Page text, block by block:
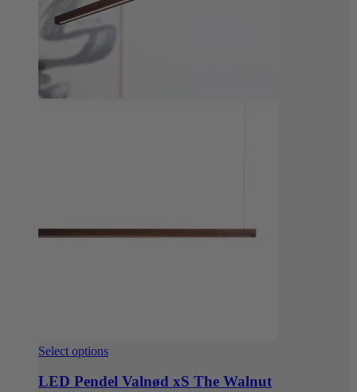
Select optionsDette
har
LED Pendel Valnød xS The Walnut